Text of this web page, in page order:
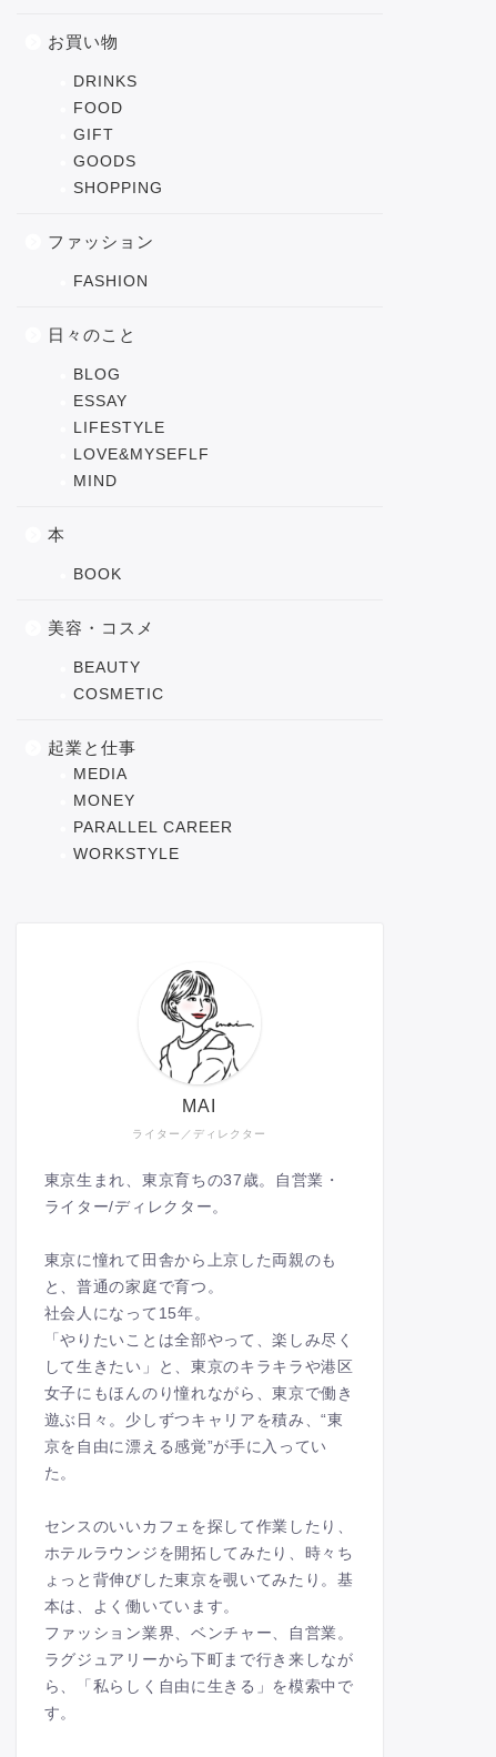
お買い物
DRINKS
FOOD
GIFT
GOODS
SHOPPING
ファッション
FASHION
日々のこと
BLOG
ESSAY
LIFESTYLE
LOVE&MYSEFLF
MIND
本
BOOK
美容・コスメ
BEAUTY
COSMETIC
起業と仕事
MEDIA
MONEY
PARALLEL CAREER
WORKSTYLE
ライター／ディレクター
MAI
東京生まれ、東京育ちの37歳。自営業・
ライター/ディレクター。
東京に憧れて田舎から上京した両親のも
と、普通の家庭で育つ。
社会人になって15年。
「やりたいことは全部やって、楽しみ尽く
して生きたい」と、東京のキラキラや港区
女子にもほんのり憧れながら、東京で働き
遊ぶ日々。少しずつキャリアを積み、“東
京を自由に漂える感覚”が手に入ってい
た。
センスのいいカフェを探して作業したり、
ホテルラウンジを開拓してみたり、時々ち
ょっと背伸びした東京を覗いてみたり。基
本は、よく働いています。
ファッション業界、ベンチャー、自営業。
ラグジュアリーから下町まで行き来しなが
ら、「私らしく自由に生きる」を模索中で
す。